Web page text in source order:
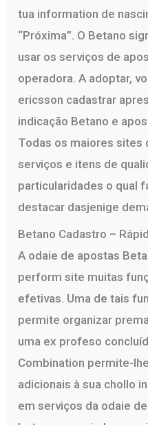
tua information de
“Próxima”. O Betano
usar os serviços de
operadora. A adoptar,
ericsson cadastrar
indicação Betano e
Todas os maiores sites
serviços e itens de
particularidades o qual
destacar dasjenige
Betano Cadastro –
A odaie de apostas
perform site muitas
efetivas. Uma de tais
permite organizar
uma ex profeso
Combination permite-
adicionais à sua chollo
em serviços da odaie